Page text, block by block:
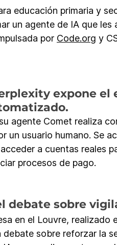
educación primaria y
un agente de IA que les
por Code.org y
expone el
agente Comet realiza
un usuario humano. Se
a cuentas reales
procesos de pago.
debate sobre
en el Louvre, realizado
sobre reforzar la